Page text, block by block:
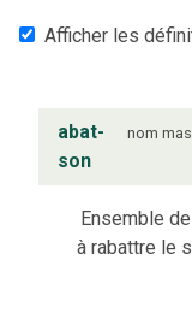
Afficher les
abat-
son
nom
Ensemble
à rabattre le